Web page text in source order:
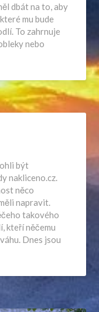
dbát na to, aby
mu bude
To zahrnuje
nebo
být
nakliceno.cz.
něco
napravit.
takového
kteří něčemu
Dnes jsou